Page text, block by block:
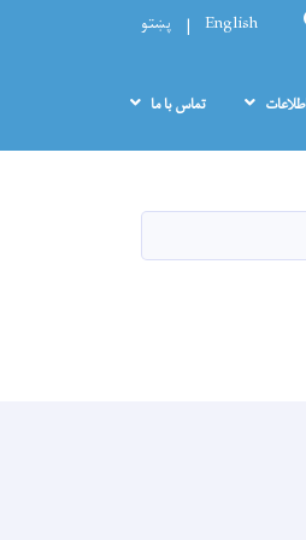
SEARCH
English پښتو
تماس با ما